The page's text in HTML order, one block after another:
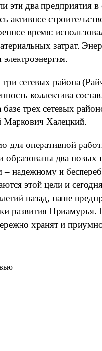
эти два предприятия
время:
затрат.
электроэнергия.
сетевых района
коллектива
базе трех сетевых
Маркович Халецкий.
для оперативной
два новых
надежному и
этой цели и
назад, наше
развития
хранят и